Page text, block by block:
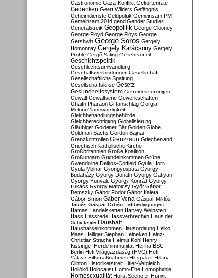
Gastronomie Gaza-Konflikt Geburtenrate
Gedenken Geert Wilders Gefängnis
Geheimdienste Geldpolitik Gemeinsam-PM
Gemeinsam 2014 gend Gender Studies
Generalstreik Geopolitik George Clooney
George Floyd George Floys George
Gershwin George Soros Gergely
Homonnay Gergely Karácsony Gergely
Pröhle Gergő Sáling Gerichtsurteil
Geschichtspolitik
Geschlechtsumwandlung
Geschäftsverbindungen Gesellschaft
Gesellschaftliche Spaltung
Gesellschaftskrise Gesetz
Gesundheitssystem Getreidelieferungen
Gewalt Gewaltserie Gewerkschaften
Ghaith Pharaon Giftanschlag Giorgia
Meloni Glaubwürdigkeit
Gleichbehandlungsbehörde
Gleichberechtigung Globalisierung
Gläubiger Goldener Bär Golden Globe
Goldman Sachs Gordon Bajnai
Grenzkontrollen Grenzzaun Griechenland
Griechisch-katholische Kirche
Großbritannien Große Koalition
Großungarn Grundeinkommen Grüne
Gwendoline Delbos-Corfield Gyula Horn
Gyula Molnár Gyöngyöspata György
Budaházy György Donáth György Gattyán
György Hunvald György Konrád György
Lukács György Matolcsy Győr Gábor
Demszky Gábor Fodor Gábor Kaleta
Gábor Simon Gábor Vona Gáspár Miklós
Tamás Gáspár Orbán Haftbedingungen
Hamas Handelsketten Harvey Weinstein
Hass Hassrede Hassverbrechen Haus der
Schicksale Haushalt
Haushaltseinkommen Hausordnung Heiko
Maas Heiliger Stephan Heineken Heinz-
Christian Strache Helmut Kohl Henry
Kissinger Herdenimmunität Hertha BSC
Berlin Heti Világgazdaság (HVG) Heti
Válasz Hilfsmaßnahmen Hilfspaket Hillary
Clinton Historikerstreit Hitler-Vergleich
Hollókő Holocaust Homo-Ehe Homophobie
Homosexualität Horst Seehofer Hunxit